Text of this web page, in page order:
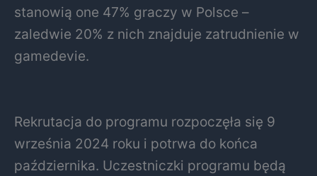
stanowią one 47% graczy w Polsce –
zaledwie 20% z nich znajduje zatrudnienie w
gamedevie.
Rekrutacja do programu rozpoczęła się 9
września 2024 roku i potrwa do końca
października. Uczestniczki programu będą